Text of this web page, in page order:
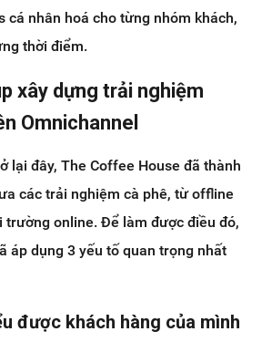
cá nhân hoá cho từng nhóm khách,
thời điểm.
xây dựng trải nghiệm
Omnichannel
lại đây, The Coffee House đã thành
các trải nghiệm cà phê, từ offline
trường online. Để làm được điều đó,
áp dụng 3 yếu tố quan trọng nhất
được khách hàng của mình